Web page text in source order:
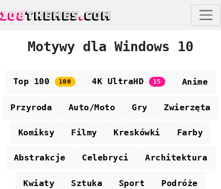
108THEMES.COM
Motywy dla Windows 10
Top 100 100 4K UltraHD 15 Anime
Przyroda Auto/Moto Gry Zwierzęta
Komiksy Filmy Kreskówki Farby
Abstrakcje Celebryci Architektura
Kwiaty Sztuka Sport Podróże